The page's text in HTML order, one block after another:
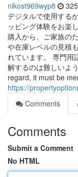
nikost969wyp8
デジタルで使用する
ッピング体験をお楽
購入から、ご家族の
や在庫レベルの見積
れています。 専門用
解するのは難しいよ
regard, it must be
https://
Comments
Comments
Submit a Comment
No HTML